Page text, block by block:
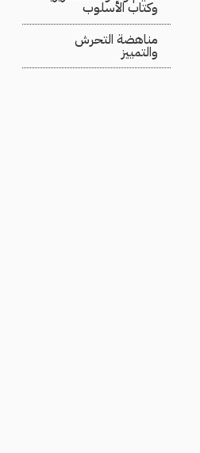
وكتاب الأسلوب
مناهضة التحرش
والتمييز